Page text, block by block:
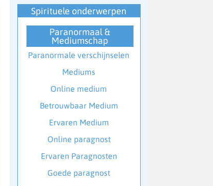
Spirituele onderwerpen
Paranormaal &
Mediumschap
Paranormale verschijnselen
Mediums
Online medium
Betrouwbaar Medium
Ervaren Medium
Online paragnost
Ervaren Paragnosten
Goede paragnost